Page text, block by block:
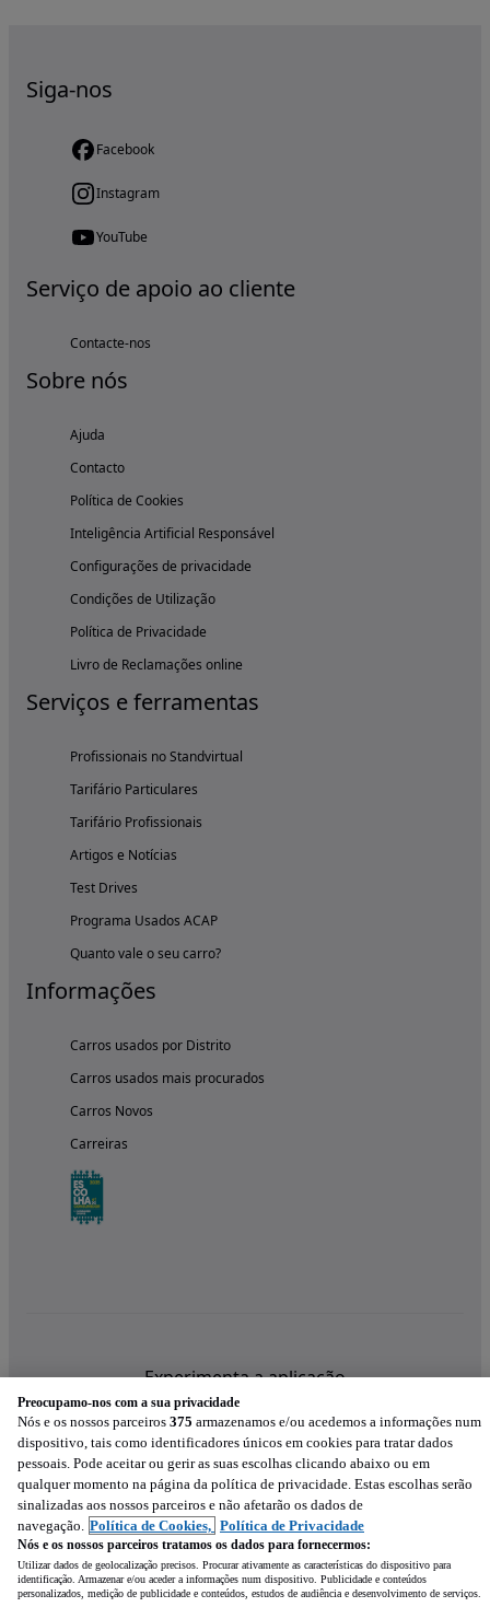
Siga-nos
Facebook
Instagram
YouTube
Serviço de apoio ao cliente
Contacte-nos
Sobre nós
Ajuda
Contacto
Política de Cookies
Inteligência Artificial Responsável
Configurações de privacidade
Condições de Utilização
Política de Privacidade
Livro de Reclamações online
Serviços e ferramentas
Profissionais no Standvirtual
Tarifário Particulares
Tarifário Profissionais
Artigos e Notícias
Test Drives
Programa Usados ACAP
Quanto vale o seu carro?
Informações
Carros usados por Distrito
Carros usados mais procurados
Carros Novos
Carreiras
Experimenta a aplicação
Preocupamo-nos com a sua privacidade
Nós e os nossos parceiros 375 armazenamos e/ou acedemos a informações num
dispositivo, tais como identificadores únicos em cookies para tratar dados
pessoais. Pode aceitar ou gerir as suas escolhas clicando abaixo ou em
qualquer momento na página da política de privacidade. Estas escolhas serão
sinalizadas aos nossos parceiros e não afetarão os dados de
navegação. Política de Cookies, Política de Privacidade
Nós e os nossos parceiros tratamos os dados para fornecermos:
Utilizar dados de geolocalização precisos. Procurar ativamente as características do dispositivo para
identificação. Armazenar e/ou aceder a informações num dispositivo. Publicidade e conteúdos
personalizados, medição de publicidade e conteúdos, estudos de audiência e desenvolvimento de serviços.